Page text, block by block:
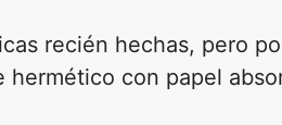
recién hechas, pero
con papel